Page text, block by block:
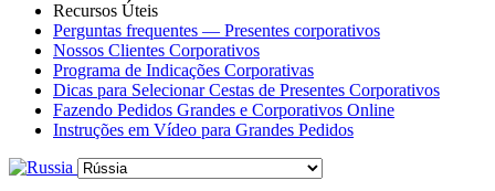
Recursos Úteis
Perguntas frequentes — Presentes corporativos
Nossos Clientes Corporativos
Programa de Indicações Corporativas
Dicas para Selecionar Cestas de Presentes Corporativos
Fazendo Pedidos Grandes e Corporativos Online
Instruções em Vídeo para Grandes Pedidos